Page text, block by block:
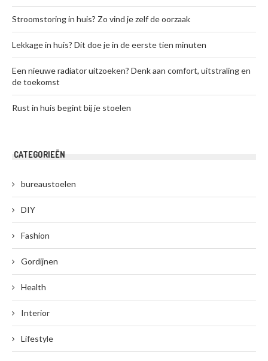
Stroomstoring in huis? Zo vind je zelf de oorzaak
Lekkage in huis? Dit doe je in de eerste tien minuten
Een nieuwe radiator uitzoeken? Denk aan comfort, uitstraling en
de toekomst
Rust in huis begint bij je stoelen
CATEGORIEËN
bureaustoelen
DIY
Fashion
Gordijnen
Health
Interior
Lifestyle